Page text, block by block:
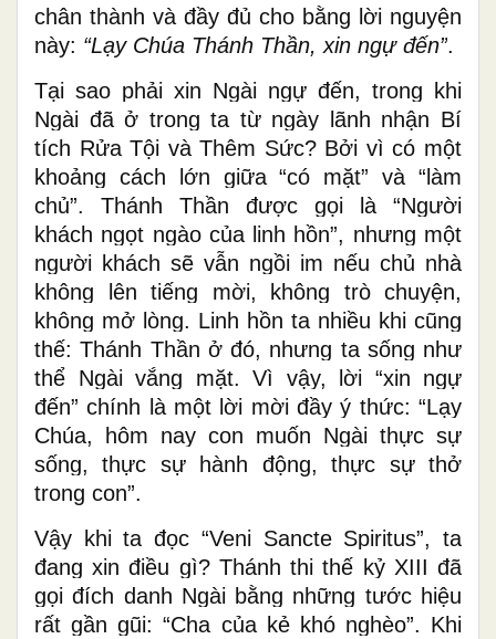
chân thành và đầy đủ cho bằng lời nguyện
này: “Lạy Chúa Thánh Thần, xin ngự đến”.
Tại sao phải xin Ngài ngự đến, trong khi
Ngài đã ở trong ta từ ngày lãnh nhận Bí
tích Rửa Tội và Thêm Sức? Bởi vì có một
khoảng cách lớn giữa “có mặt” và “làm
chủ”. Thánh Thần được gọi là “Người
khách ngọt ngào của linh hồn”, nhưng một
người khách sẽ vẫn ngồi im nếu chủ nhà
không lên tiếng mời, không trò chuyện,
không mở lòng. Linh hồn ta nhiều khi cũng
thế: Thánh Thần ở đó, nhưng ta sống như
thể Ngài vắng mặt. Vì vậy, lời “xin ngự
đến” chính là một lời mời đầy ý thức: “Lạy
Chúa, hôm nay con muốn Ngài thực sự
sống, thực sự hành động, thực sự thở
trong con”.
Vậy khi ta đọc “Veni Sancte Spiritus”, ta
đang xin điều gì? Thánh thi thế kỷ XIII đã
gọi đích danh Ngài bằng những tước hiệu
rất gần gũi: “Cha của kẻ khó nghèo”. Khi